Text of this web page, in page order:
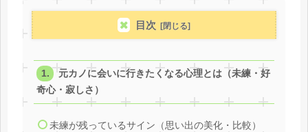
目次
元カノに会いに行きたくなる心理とは（未練・好
奇心・寂しさ）
未練が残っているサイン（思い出の美化・比較）